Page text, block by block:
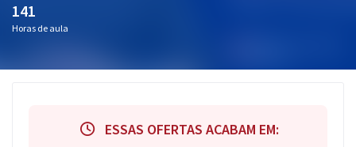
Questões grátis
141
Horas de aula
ESSAS OFERTAS ACABAM EM: